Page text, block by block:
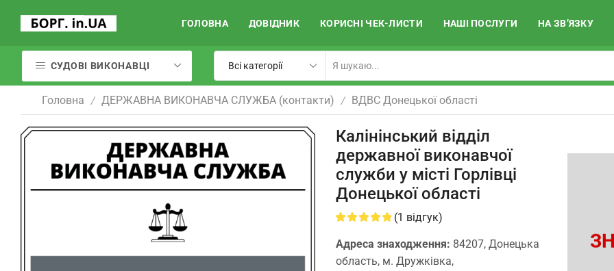
ГОЛОВНА ДОВІДНИК КОРИСНІ ЧЕК-ЛИСТИ НАШІ ПОСЛУГИ НА ЗВ’ЯЗКУ
СУДОВІ ВИКОНАВЦІ
Головна / ДЕРЖАВНА ВИКОНАВЧА СЛУЖБА (контакти) / ВДВС Донецької областi
Калінінський відділ
державної виконавчої
служби у місті Горлівці
Донецької області
(1 відгук)
Адреса знаходження: 84207, Донецька
область, м. Дружківка,